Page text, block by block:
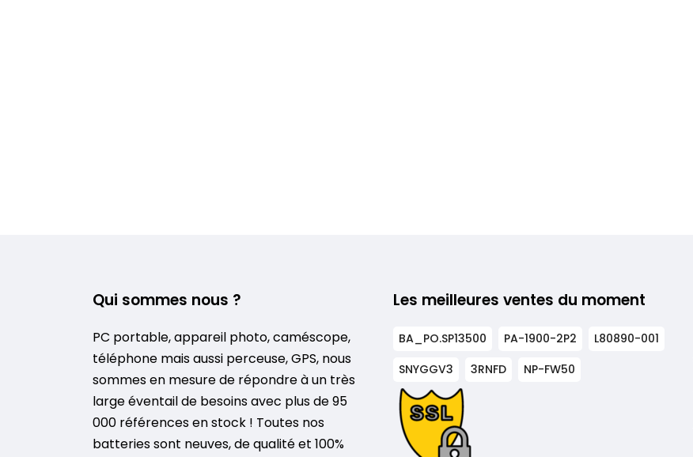
Qui sommes nous ?
PC portable, appareil photo, caméscope,
téléphone mais aussi perceuse, GPS, nous
sommes en mesure de répondre à un très
large éventail de besoins avec plus de 95
000 références en stock ! Toutes nos
batteries sont neuves, de qualité et 100%
Les meilleures ventes du moment
BA_PO.SP13500 PA-1900-2P2
L80890-001
SNYGGV3
3RNFD NP-FW50